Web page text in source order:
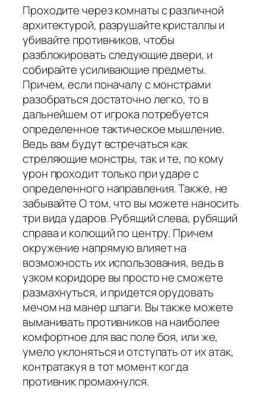
Проходите через комнаты с различной
архитектурой, разрушайте кристаллы и
убивайте противников, чтобы
разблокировать следующие двери, и
собирайте усиливающие предметы.
Причем, если поначалу с монстрами
разобраться достаточно легко, то в
дальнейшем от игрока потребуется
определенное тактическое мышление.
Ведь вам будут встречаться как
стреляющие монстры, так и те, по кому
урон проходит только при ударе с
определенного направления. Также, не
забывайте О том, что вы можете наносить
три вида ударов. Рубящий слева, рубящий
справа и колющий по центру. Причем
окружение напрямую влияет на
возможность их использования, ведь в
узком коридоре вы просто не сможете
размахнуться, и придется орудовать
мечом на манер шпаги. Вы также можете
выманивать противников на наиболее
комфортное для вас поле боя, или же,
умело уклоняться и отступать от их атак,
контратакуя в тот момент когда
противник промахнулся.